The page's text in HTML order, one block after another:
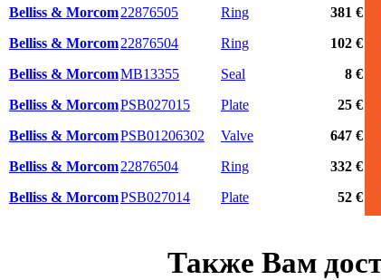
Belliss & Morcom22876505 Ring 381 €
Belliss & Morcom22876504 Ring 102 €
Belliss & MorcomMB13355 Seal 8 €
Belliss & MorcomPSB027015 Plate 25 €
Belliss & MorcomPSB01206302 Valve 647 €
Belliss & Morcom22876504 Ring 332 €
Belliss & MorcomPSB027014 Plate 52 €
Также Вам